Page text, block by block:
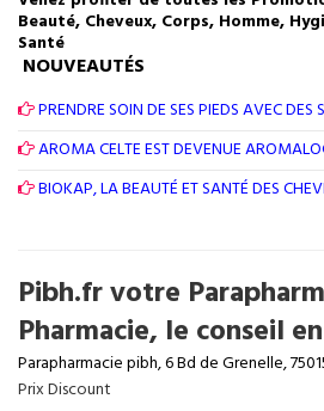
Beauté, Cheveux, Corps, Homme,
Santé
NOUVEAUTÉS
PRENDRE SOIN DE SES PIEDS AVEC DES
AROMA CELTE EST DEVENUE
BIOKAP, LA BEAUTÉ ET SANTÉ DES
Pibh.fr votre
Pharmacie, le conseil
Parapharmacie pibh, 6 Bd de Grenelle,
Prix Discount